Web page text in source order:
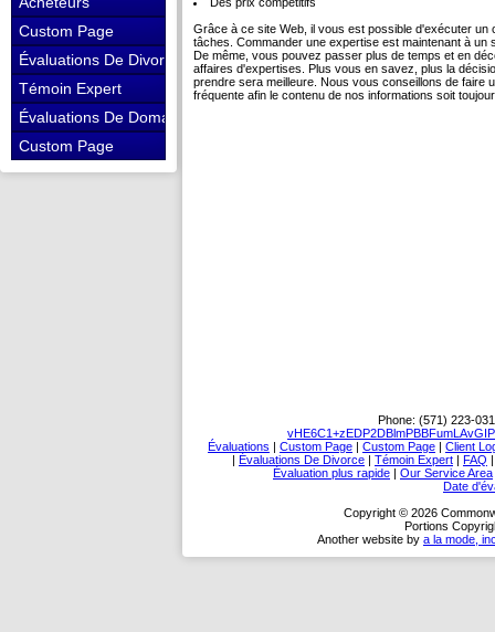
Custom Page
Évaluations De Divorce
Témoin Expert
Évaluations De Domaine
Custom Page
Grâce à ce site Web, il vous est possible d'exécuter un
tâches. Commander une expertise est maintenant à un
De même, vous pouvez passer plus de temps et en
affaires d'expertises. Plus vous en savez, plus la
prendre sera meilleure. Nous vous conseillons de faire
fréquente afin le contenu de nos informations soit
Phone: (571) 223-
Évaluations | Custom Page | Custom Page | Client
| Évaluations De Divorce | Témoin Expert | FAQ |
Évaluation plus rapide | Our Service Area
Date
Copyright © 2026
Portions
Another website by a la mode,